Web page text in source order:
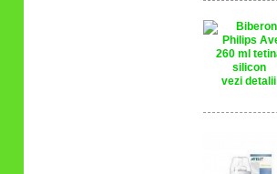
vezi detalii